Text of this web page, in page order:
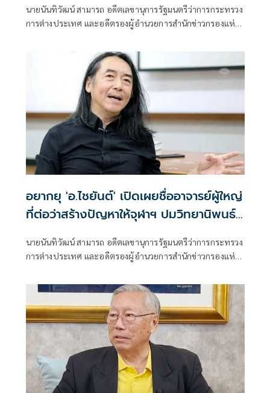
นายนันทิวัฒน์ สามารถ อดีตเลขานุการรัฐมนตรีว่าการกระทรวง
การต่างประเทศ และอดีตรองผู้อำนวยการสำนักข่าวกรองแห่ง
อยากยุ 'อ.ไชยันต์' ​เปิดเผยชื่ออาจารย์ผู้ใหญ่​
ที่ต่อว่าสร้างปัญหาให้จุฬาฯ ปมวิทยานิพนธ์
นายนันทิวัฒน์ สามารถ อดีตเลขานุการรัฐมนตรีว่าการกระทรวง
การต่างประเทศ และอดีตรองผู้อำนวยการสำนักข่าวกรองแห่ง
รุ่น 22 โพสต์เฟซบุ๊ก ระบุว่า